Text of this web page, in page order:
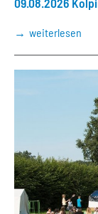
weiterlesen